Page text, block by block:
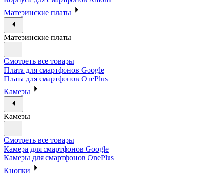
Материнские платы
Материнские платы
Смотреть все товары
Плата для смартфонов Google
Плата для смартфонов OnePlus
Камеры
Камеры
Смотреть все товары
Камера для смартфонов Google
Камеры для смартфонов OnePlus
Кнопки